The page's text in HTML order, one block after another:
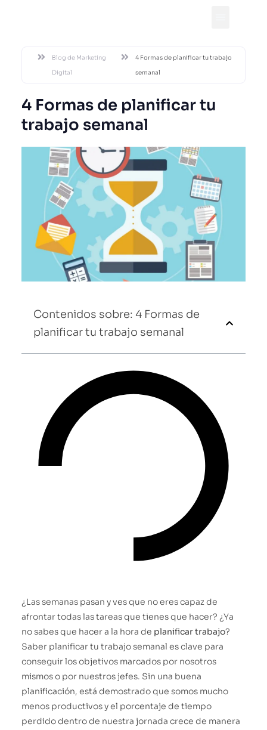
Blog de Marketing
Digital
4 Formas de planificar tu trabajo
semanal
4 Formas de planificar tu
trabajo semanal
Contenidos sobre: 4 Formas de
planificar tu trabajo semanal
¿Las semanas pasan y ves que no eres capaz de
afrontar todas las tareas que tienes que hacer? ¿Ya
no sabes que hacer a la hora de planificar trabajo?
Saber planificar tu trabajo semanal es clave para
conseguir los objetivos marcados por nosotros
mismos o por nuestros jefes. Sin una buena
planificación, está demostrado que somos mucho
menos productivos y el porcentaje de tiempo
perdido dentro de nuestra jornada crece de manera